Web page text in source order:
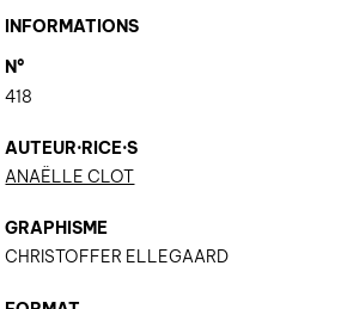
INFORMATIONS
N°
418
AUTEUR·RICE·S
ANAËLLE CLOT
GRAPHISME
CHRISTOFFER ELLEGAARD